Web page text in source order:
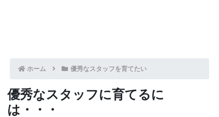
ホーム 優秀なスタッフを育てたい
優秀なスタッフに育てるに
は・・・